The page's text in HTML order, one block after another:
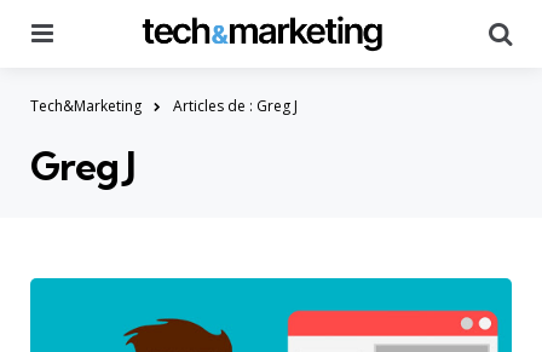
Tech&Marketing Articles de : Greg J
Greg J